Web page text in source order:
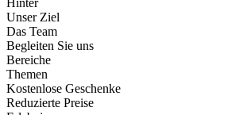
Unser Ziel
Das Team
Begleiten Sie uns
Bereiche
Themen
Kostenlose Geschenke
Reduzierte Preise